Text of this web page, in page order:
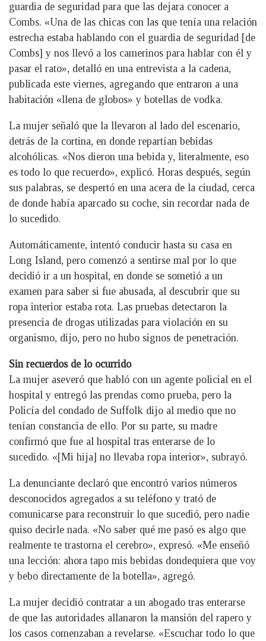
guardia de seguridad para que las dejara conocer a
Combs. «Una de las chicas con las que tenía una relación
estrecha estaba hablando con el guardia de seguridad [de
Combs] y nos llevó a los camerinos para hablar con él y
pasar el rato», detalló en una entrevista a la cadena,
publicada este viernes, agregando que entraron a una
habitación «llena de globos» y botellas de vodka.
La mujer señaló que la llevaron al lado del escenario,
detrás de la cortina, en donde repartían bebidas
alcohólicas. «Nos dieron una bebida y, literalmente, eso
es todo lo que recuerdo», explicó. Horas después, según
sus palabras, se despertó en una acera de la ciudad, cerca
de donde había aparcado su coche, sin recordar nada de
lo sucedido.
Automáticamente, intentó conducir hasta su casa en
Long Island, pero comenzó a sentirse mal por lo que
decidió ir a un hospital, en donde se sometió a un
examen para saber si fue abusada, al descubrir que su
ropa interior estaba rota. Las pruebas detectaron la
presencia de drogas utilizadas para violación en su
organismo, dijo, pero no hubo signos de penetración.
Sin recuerdos de lo ocurrido
La mujer aseveró que habló con un agente policial en el
hospital y entregó las prendas como prueba, pero la
Policía del condado de Suffolk dijo al medio que no
tenían constancia de ello. Por su parte, su madre
confirmó que fue al hospital tras enterarse de lo
sucedido. «[Mi hija] no llevaba ropa interior», subrayó.
La denunciante declaró que encontró varios números
desconocidos agregados a su teléfono y trató de
comunicarse para reconstruir lo que sucedió, pero nadie
quiso decirle nada. «No saber qué me pasó es algo que
realmente te trastorna el cerebro», expresó. «Me enseñó
una lección: ahora tapo mis bebidas dondequiera que voy
y bebo directamente de la botella», agregó.
La mujer decidió contratar a un abogado tras enterarse
de que las autoridades allanaron la mansión del rapero y
los casos comenzaban a revelarse. «Escuchar todo lo que